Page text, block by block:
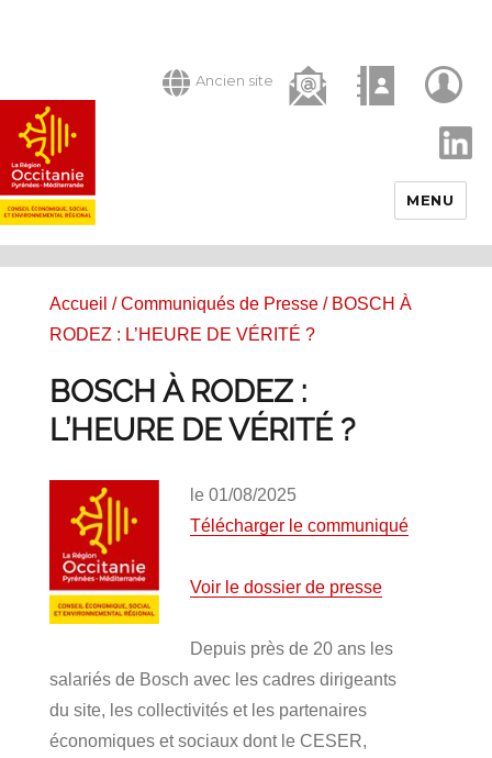
Ancien site
MENU
Accueil /Communiqués de Presse/ BOSCH À
RODEZ : L’HEURE DE VÉRITÉ ?
BOSCH À RODEZ :
L’HEURE DE VÉRITÉ ?
le 01/08/2025
Télécharger le communiqué
Voir le dossier de presse
Depuis près de 20 ans les
salariés de Bosch avec les cadres dirigeants
du site, les collectivités et les partenaires
économiques et sociaux dont le CESER,